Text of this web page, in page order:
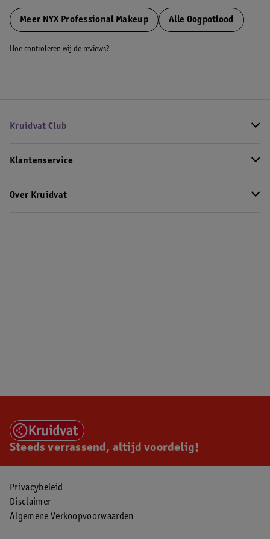
Meer NYX Professional Makeup Alle Oogpotlood
Hoe controleren wij de reviews?
Kruidvat Club
Klantenservice
Over Kruidvat
Steeds verrassend, altijd voordelig!
Privacybeleid
Disclaimer
Algemene Verkoopvoorwaarden